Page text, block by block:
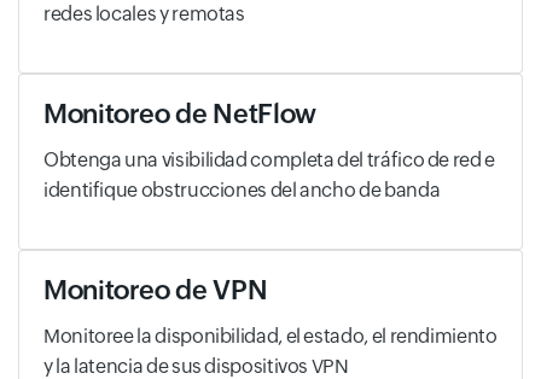
redes locales y remotas
Monitoreo de NetFlow
Obtenga una visibilidad completa del tráfico de red e
identifique obstrucciones del ancho de banda
Monitoreo de VPN
Monitoree la disponibilidad, el estado, el rendimiento
y la latencia de sus dispositivos VPN